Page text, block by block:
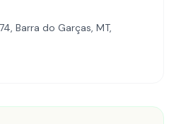
Barra do Garças, MT,